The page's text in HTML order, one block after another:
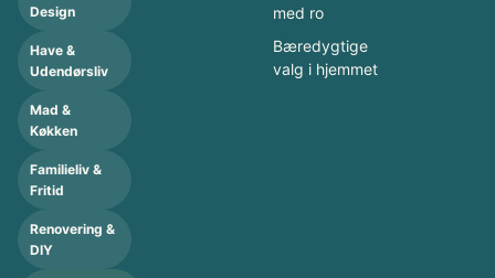
Design
Have &
Udendørsliv
Mad &
Køkken
Familieliv &
Fritid
Renovering &
DIY
med ro
Bæredygtige
valg i hjemmet